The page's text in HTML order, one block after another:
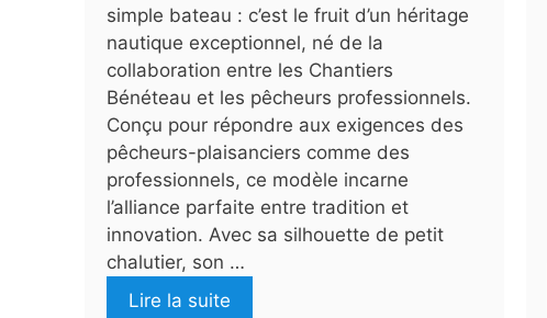
simple bateau : c’est le fruit d’un héritage
nautique exceptionnel, né de la
collaboration entre les Chantiers
Bénéteau et les pêcheurs professionnels.
Conçu pour répondre aux exigences des
pêcheurs-plaisanciers comme des
professionnels, ce modèle incarne
l’alliance parfaite entre tradition et
innovation. Avec sa silhouette de petit
chalutier, son …
Lire la suite